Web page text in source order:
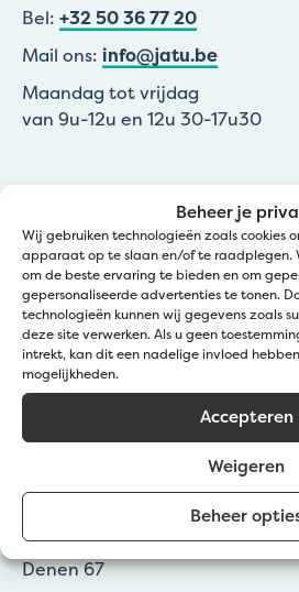
Beheer je
Wij gebruiken technologieën zoals cookies
apparaat op te slaan en/of te raadplegen.
om de beste ervaring te bieden en om
gepersonaliseerde advertenties te tonen.
technologieën kunnen wij gegevens zoals
deze site verwerken. Als u geen
intrekt, kan dit een nadelige invloed
mogelijkheden.
Accepteren
Weigeren
Beheer
Bel: +32 50 36 77 20
Mail ons: info@jatu.be
Maandag tot vrijdag
van 9u-12u en 12u 30-17u30
Arrêter par Jatu
Zedelgem (Service clientèle
Wevelgem (Point de collecte
Zuidstraat 20
Lochrsiti (Point de collecte De
Denen 67